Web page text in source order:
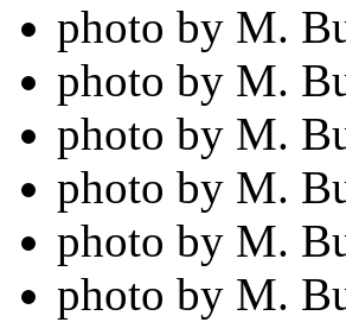
photo by M.
photo by M.
photo by M.
photo by M.
photo by M.
photo by M.